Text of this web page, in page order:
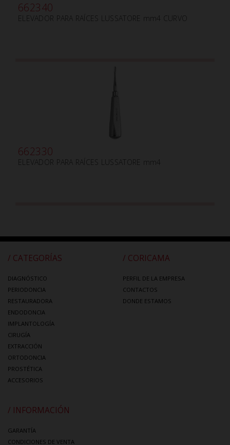
662340
ELEVADOR PARA RAÍCES LUSSATORE mm4 CURVO
662330
ELEVADOR PARA RAÍCES LUSSATORE mm4
/ CATEGORÍAS
DIAGNÓSTICO
PERIODONCIA
RESTAURADORA
ENDODONCIA
IMPLANTOLOGÍA
CIRUGÍA
EXTRACCIÓN
ORTODONCIA
PROSTÉTICA
ACCESORIOS
/ CORICAMA
PERFIL DE LA EMPRESA
CONTACTOS
DONDE ESTAMOS
/ INFORMACIÓN
GARANTÍA
CONDICIONES DE VENTA